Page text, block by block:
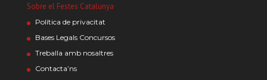
Sobre el Festes Catalunya
Política de privacitat
Bases Legals Concursos
Treballa amb nosaltres
Contacta’ns